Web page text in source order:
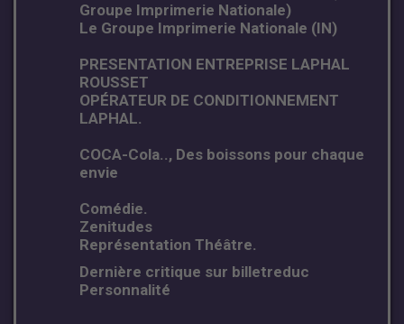
Groupe Imprimerie Nationale)
Le Groupe Imprimerie Nationale (IN)
PRESENTATION ENTREPRISE LAPHAL
ROUSSET
OPÉRATEUR DE CONDITIONNEMENT
LAPHAL.
COCA-Cola.., Des boissons pour chaque
envie
Comédie.
Zenitudes
Représentation Théâtre.
Dernière critique sur billetreduc
Personnalité